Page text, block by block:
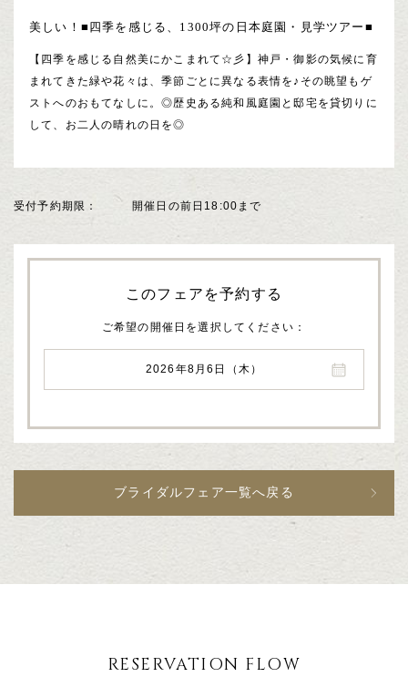
美しい！■四季を感じる、1300坪の日本庭園・見学ツアー■
【四季を感じる自然美にかこまれて☆彡】神戸・御影の気候に育
まれてきた緑や花々は、季節ごとに異なる表情を♪その眺望もゲ
ストへのおもてなしに。◎歴史ある純和風庭園と邸宅を貸切りに
して、お二人の晴れの日を◎
受付予約期限 開催日の前日18:00まで
このフェアを予約する
ご希望の開催日を選択してください
2026年8月6日（木）
ブライダルフェア一覧へ戻る
RESERVATION FLOW